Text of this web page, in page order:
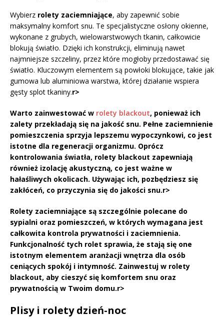
Wybierz rolety zaciemniające, aby zapewnić sobie
maksymalny komfort snu. Te specjalistyczne osłony okienne,
wykonane z grubych, wielowarstwowych tkanin, całkowicie
blokują światło. Dzięki ich konstrukcji, eliminują nawet
najmniejsze szczeliny, przez które mogłoby przedostawać się
światło. Kluczowym elementem są powłoki blokujące, takie jak
gumowa lub aluminiowa warstwa, której działanie wspiera
gęsty splot tkaniny.r>
Warto zainwestować w rolety blackout, ponieważ ich
zalety przekładają się na jakość snu. Pełne zaciemnienie
pomieszczenia sprzyja lepszemu wypoczynkowi, co jest
istotne dla regeneracji organizmu. Oprócz
kontrolowania światła, rolety blackout zapewniają
również izolację akustyczną, co jest ważne w
hałaśliwych okolicach. Używając ich, pozbędziesz się
zakłóceń, co przyczynia się do jakości snu.r>
Rolety zaciemniające są szczególnie polecane do
sypialni oraz pomieszczeń, w których wymagana jest
całkowita kontrola prywatności i zaciemnienia.
Funkcjonalność tych rolet sprawia, że stają się one
istotnym elementem aranżacji wnętrza dla osób
ceniących spokój i intymność. Zainwestuj w rolety
blackout, aby cieszyć się komfortem snu oraz
prywatnością w Twoim domu.r>
Plisy i rolety dzień-noc